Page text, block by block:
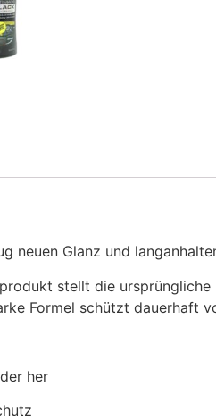
neuen Glanz und
stellt die
Formel schützt dauerhaft
her